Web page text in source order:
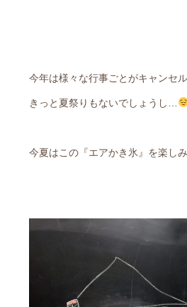
今年は様々な行事ごとがキャンセ
きっと夏祭りもないでしょうし…
今夏はこの『エアかき氷』を楽し